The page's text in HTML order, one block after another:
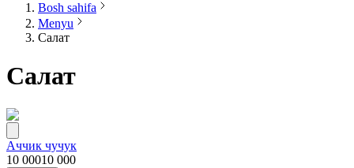
Bosh sahifa
Menyu
Салат
Салат
Аччик чучук
10 00010 000